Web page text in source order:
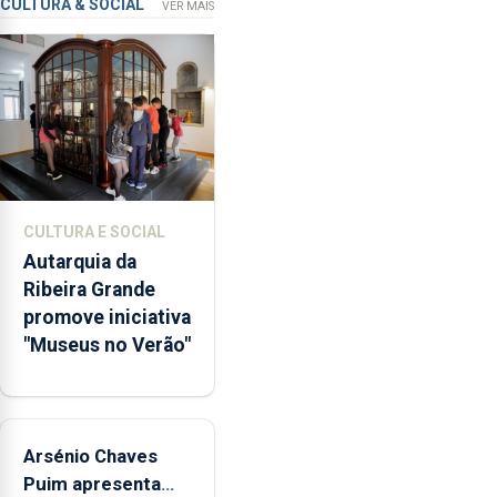
garante
a
abertura
dos
museus
e
núcleos
integrados
na
Rede
Municipal
de
aos
durante
o
CULTURA & SOCIAL VER MAIS
CULTURA E SOCIAL
Autarquia da
Ribeira Grande
promove iniciativa
"Museus no Verão"
Arsénio Chaves
Puim apresenta